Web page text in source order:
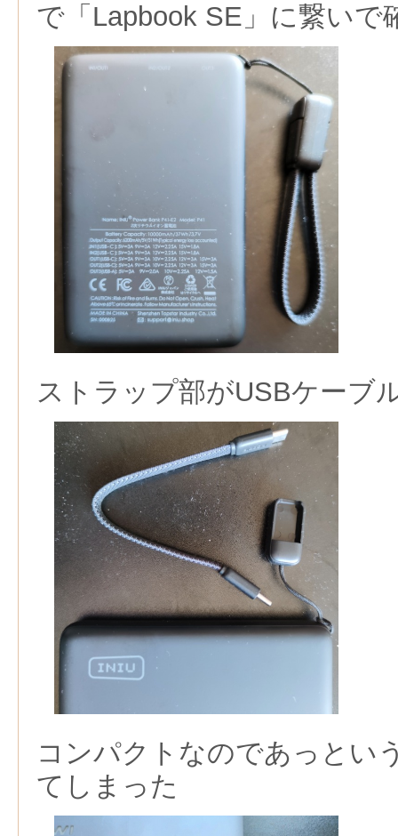
で「Lapbook SE」に繋いで
ストラップ部がUSBケーブ
コンパクトなのであっとい
てしまった